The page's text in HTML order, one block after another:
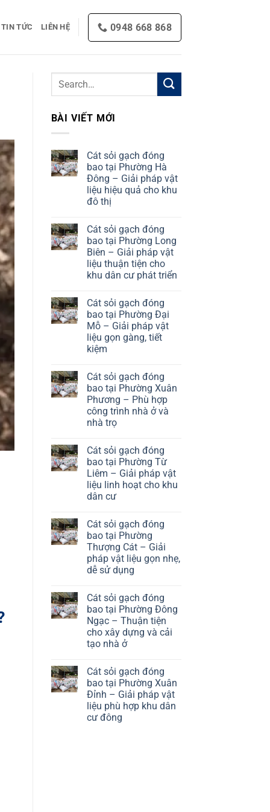
TIN TỨC LIÊN HỆ 0948 668 868
BÀI VIẾT MỚI
Cát sỏi gạch đóng
bao tại Phường Hà
Đông – Giải pháp vật
liệu hiệu quả cho khu
đô thị
on
Cát
sỏi
gạch
đóng
bao
tại
Đông
–
Giải
pháp
vật
liệu
hiệu
quả
khu
đô
thị
Cát sỏi gạch đóng
bao tại Phường Long
Biên – Giải pháp vật
liệu thuận tiện cho
khu dân cư phát triển
on
Cát
sỏi
gạch
đóng
bao
tại
Biên
–
Giải
pháp
vật
liệu
thuận
khu
dân
cư
phát
triển
Cát sỏi gạch đóng
bao tại Phường Đại
Mỗ – Giải pháp vật
liệu gọn gàng, tiết
kiệm
on
Cát
sỏi
gạch
đóng
bao
tại
Mỗ
–
Giải
pháp
vật
liệu
gọn
kiệm
Cát sỏi gạch đóng
bao tại Phường Xuân
Phương – Phù hợp
công trình nhà ở và
nhà trọ
on
Cát
sỏi
gạch
đóng
bao
tại
Phương
–
Phù
hợp
công
trình
nhà
nhà
trọ
Cát sỏi gạch đóng
bao tại Phường Từ
Liêm – Giải pháp vật
liệu linh hoạt cho khu
dân cư
on
Cát
sỏi
gạch
đóng
bao
tại
Liêm
–
Giải
pháp
vật
liệu
linh
hoạt
khu
dân
cư
Cát sỏi gạch đóng
bao tại Phường
Thượng Cát – Giải
pháp vật liệu gọn nhẹ,
dễ sử dụng
on
Cát
sỏi
gạch
đóng
bao
tại
Cát
–
Giải
pháp
vật
liệu
gọn
Cát sỏi gạch đóng
bao tại Phường Đông
Ngạc – Thuận tiện
cho xây dựng và cải
tạo nhà ở
on
Cát
sỏi
gạch
đóng
bao
tại
Cát sỏi gạch đóng
bao tại Phường Xuân
Đỉnh – Giải pháp vật
liệu phù hợp khu dân
cư đông